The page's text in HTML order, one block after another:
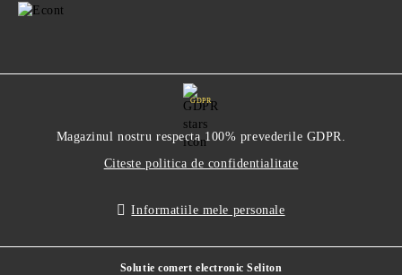
GDPR
Magazinul nostru respecta 100% prevederile GDPR.
Citeste politica de confidentialitate
Informatiile mele personale
Solutie comert electronic Seliton